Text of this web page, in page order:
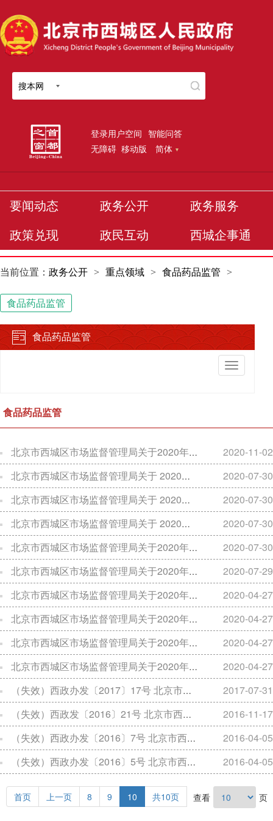
搜本网
登录用户空间 智能问答
无障碍 移动版 简体
要闻动态 政务公开 政务服务
政策兑现 政民互动 西城企事通
当前位置： 政务公开 > 重点领域 > 食品药品监管 >
食品药品监管
食品药品监管
切
换
食品药品监管
北京市西城区市场监督管理局关于2020年度食品安全监督抽检信息的公告（2020年第10期）
2020-11-02
北京市西城区市场监督管理局关于 2020年度第二季度食品安全监督抽检信息的公告 （2020年第09期）
2020-07-30
北京市西城区市场监督管理局关于 2020年度第二季度食品安全监督抽检信息的公告 （2020年第08期）
2020-07-30
北京市西城区市场监督管理局关于 2020年度第二季度食品安全监督抽检信息的公告 （2020年第07期）
2020-07-30
北京市西城区市场监督管理局关于2020年度第二季度食品安全监督抽检信息的公告 （2020年第06期）
2020-07-30
北京市西城区市场监督管理局关于2020年度第二季度食品安全监督抽检信息的公告（2020年第05期）
2020-07-29
北京市西城区市场监督管理局关于2020年度第一季度食品安全监督抽检信息的公告（2020年第04期）
2020-04-27
北京市西城区市场监督管理局关于2020年度第一季度食品安全监督抽检信息的公告（2020年第03期）
2020-04-27
北京市西城区市场监督管理局关于2020年度第一季度食品安全监督抽检信息的公告（2020年第02期）
2020-04-27
北京市西城区市场监督管理局关于2020年度第一季度食品安全监督抽检信息的公告（2020年第01期）
2020-04-27
（失效）西政办发〔2017〕17号 北京市西城区人民政府办公室关于印发北京市西城区落实“阳光餐饮”工程实施方案的通知
2017-07-31
（失效）西政发〔2016〕21号 北京市西城区人民政府关于印发北京市西城区“十三”五时期食品药品安全发展规划的通知
2016-11-17
（失效）西政办发〔2016〕7号 北京市西城区人民政府办公室关于印发北京市西城区治理无证无照餐饮单位工作方案的通知
2016-04-05
（失效）西政办发〔2016〕5号 北京市西城区人民政府办公室关于印发西城区2016年食品药品安全重点工作安排的通知
2016-04-05
首页 上一页 8 9 10 共10页 查看 页